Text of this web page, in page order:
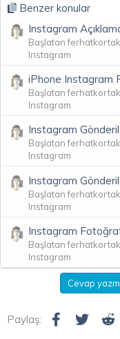
Benzer konular
Instagram
Başlatan ferhatkortak
Instagram
iPhone Instagram
Başlatan ferhatkortak
Instagram
Instagram
Başlatan ferhatkortak
Instagram
Instagram
Başlatan ferhatkortak
Instagram
Instagram
Başlatan ferhatkortak
Instagram
Cevap
Paylaş: Facebook
Twitter